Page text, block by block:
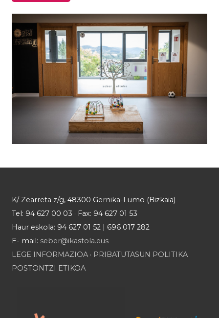
K/ Zearreta z/g, 48300 Gernika-Lumo (Bizkaia)
Tel: 94 627 00 03 · Fax: 94 627 01 53
Haur eskola: 94 627 01 52 | 696 017 282
E- mail: seber@ikastola.eus
LEGE INFORMAZIOA · PRIBATUTASUN POLITIKA
POSTONTZI ETIKOA